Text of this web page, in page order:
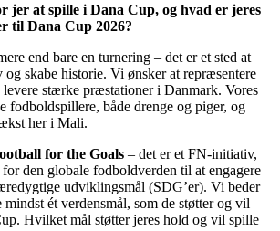
jer at spille i Dana Cup, og hvad er jeres
til Dana Cup 2026?
end bare en turnering – det er et sted at
skabe historie. Vi ønsker at repræsentere
stærke præstationer i Danmark. Vores
fodboldspillere, både drenge og piger, og
her i Mali.
for the Goals – det er et FN-initiativ,
den globale fodboldverden til at engagere
udviklingsmål (SDG’er). Vi beder
ét verdensmål, som de støtter og vil
Hvilket mål støtter jeres hold og vil spille